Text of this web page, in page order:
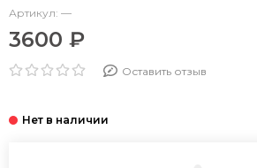
Артикул: —
3600 ₽
Оставить отзыв